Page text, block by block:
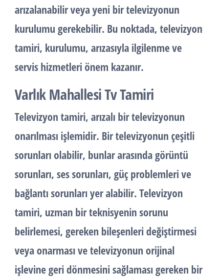
arızalanabilir veya yeni bir televizyonun
kurulumu gerekebilir. Bu noktada, televizyon
tamiri, kurulumu, arızasıyla ilgilenme ve
servis hizmetleri önem kazanır.
Varlık Mahallesi Tv Tamiri
Televizyon tamiri, arızalı bir televizyonun
onarılması işlemidir. Bir televizyonun çeşitli
sorunları olabilir, bunlar arasında görüntü
sorunları, ses sorunları, güç problemleri ve
bağlantı sorunları yer alabilir. Televizyon
tamiri, uzman bir teknisyenin sorunu
belirlemesi, gereken bileşenleri değiştirmesi
veya onarması ve televizyonun orijinal
işlevine geri dönmesini sağlaması gereken bir